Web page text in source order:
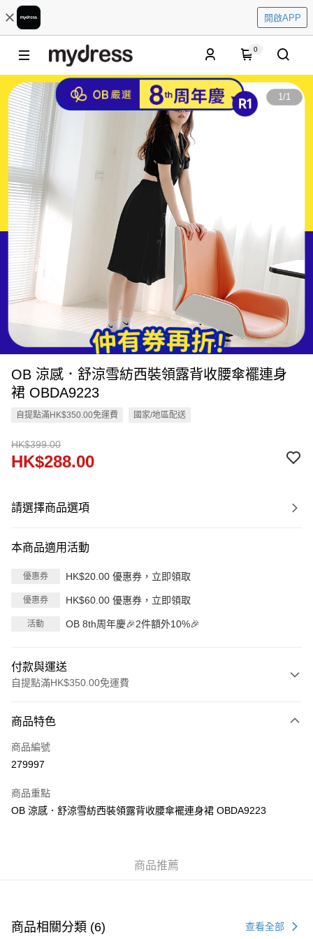
開啟APP
0
1/1
OB 涼感．舒涼雪紡西裝領露背收腰傘襬連身
裙 OBDA9223
自提點滿HK$350.00免運費 國家/地區配送
HK$399.00
HK$288.00
請選擇商品選項
本商品適用活動
優惠券 HK$20.00 優惠券，立即領取
優惠券 HK$60.00 優惠券，立即領取
活動 OB 8th周年慶🎉2件額外10%🎉
付款與運送
自提點滿HK$350.00免運費
信用卡
Apple Pay
PayMe
付款後順豐站及營業點
商品特色
商品編號
279997
商品重點
OB 涼感．舒涼雪紡西裝領露背收腰傘襬連身裙 OBDA9223
商品推薦
商品相關分類 (6) 查看全部